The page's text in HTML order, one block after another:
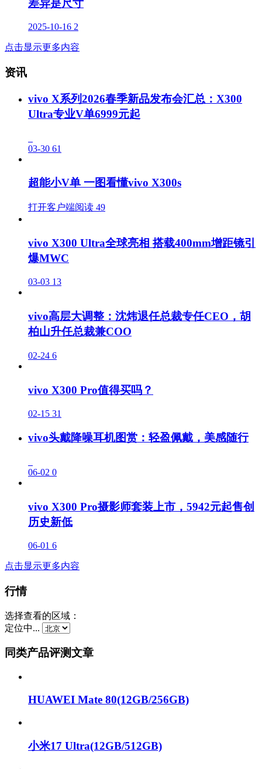
差异是尺寸
2025-10-16 2
点击显示更多内容
资讯
vivo X系列2026春季新品发布会汇总：X300
Ultra专业V单6999元起
03-30 61
超能小V单 一图看懂vivo X300s
打开客户端阅读 49
vivo X300 Ultra全球亮相 搭载400mm增距镜引
爆MWC
03-03 13
vivo高层大调整：沈炜退任总裁专任CEO，胡
柏山升任总裁兼COO
02-24 6
vivo X300 Pro值得买吗？
02-15 31
vivo头戴降噪耳机图赏：轻盈佩戴，美感随行
06-02 0
vivo X300 Pro摄影师套装上市，5942元起售创
历史新低
06-01 6
点击显示更多内容
行情
选择查看的区域：
定位中...
同类产品评测文章
HUAWEI Mate 80(12GB/256GB)
小米17 Ultra(12GB/512GB)